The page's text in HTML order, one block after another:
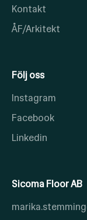
Kontakt
ÅF/Arkitekt
Följ oss
Instagram
Facebook
Linkedin
Sicoma Floor AB